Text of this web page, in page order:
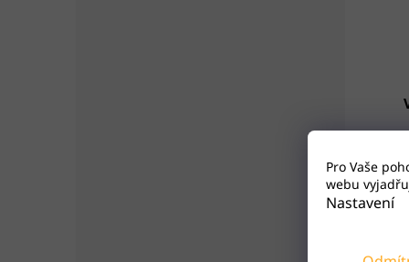
Pro Vaše
webu
Nastavení